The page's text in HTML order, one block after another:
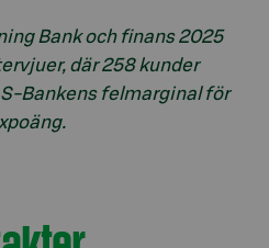
Bank och finans 2025
där 258 kunder
Bankens felmarginal för